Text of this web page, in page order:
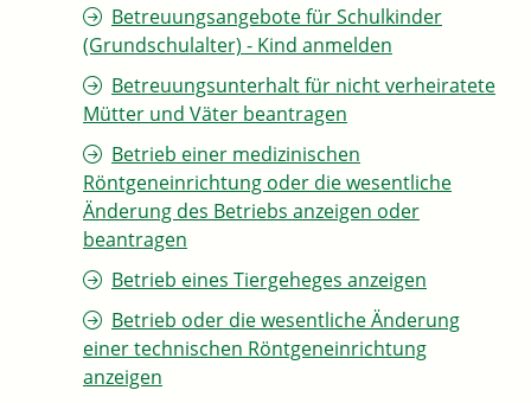
Betreuungsangebote für Schulkinder
(Grundschulalter) - Kind anmelden
Betreuungsunterhalt für nicht verheiratete
Mütter und Väter beantragen
Betrieb einer medizinischen
Röntgeneinrichtung oder die wesentliche
Änderung des Betriebs anzeigen oder
beantragen
Betrieb eines Tiergeheges anzeigen
Betrieb oder die wesentliche Änderung
einer technischen Röntgeneinrichtung
anzeigen